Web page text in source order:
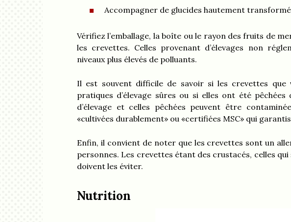
Accompagner de glucides hautement
Vérifiez l’emballage, la boîte ou le rayon des fruits de
les crevettes. Celles provenant d’élevages non
niveaux plus élevés de polluants.
Il est souvent difficile de savoir si les crevettes que
pratiques d’élevage sûres ou si elles ont été
d’élevage et celles pêchées peuvent être
«cultivées durablement» ou «certifiées MSC» qui
Enfin, il convient de noter que les crevettes sont un
personnes. Les crevettes étant des crustacés, celles
doivent les éviter.
Nutrition